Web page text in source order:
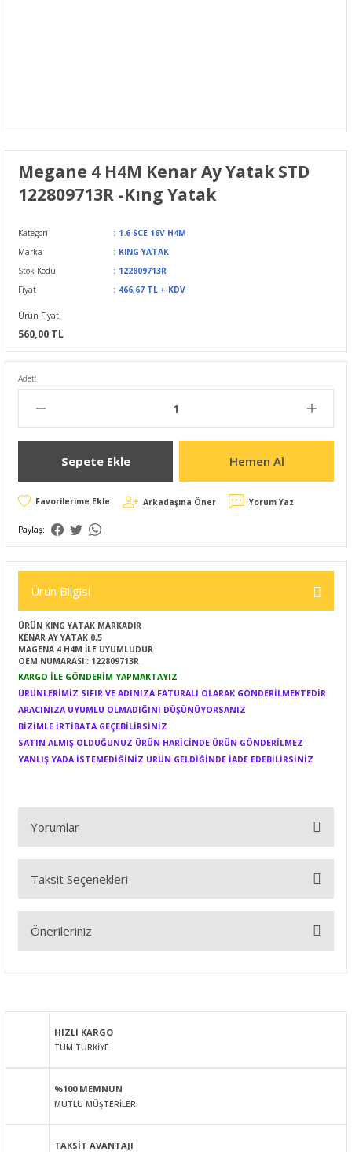
Megane 4 H4M Kenar Ay Yatak STD
122809713R -Kıng Yatak
Kategori
1.6 SCE 16V H4M
Marka
KING YATAK
Stok Kodu
122809713R
Fiyat
466,67 TL + KDV
Ürün Fiyatı
560,00 TL
Adet:
Sepete Ekle Hemen Al
Arkadaşına Öner Yorum Yaz
Paylaş:
Ürün Bilgisi
ÜRÜN KING YATAK MARKADIR
KENAR AY YATAK 0,5
MAGENA 4 H4M İLE UYUMLUDUR
OEM NUMARASI : 122809713R
KARGO İLE GÖNDERİM YAPMAKTAYIZ
ÜRÜNLERİMİZ SIFIR VE ADINIZA FATURALI OLARAK GÖNDERİLMEKTEDİR
ARACINIZA UYUMLU OLMADIĞINI DÜŞÜNÜYORSANIZ
BİZİMLE İRTİBATA GEÇEBİLİRSİNİZ
SATIN ALMIŞ OLDUĞUNUZ ÜRÜN HARİCİNDE ÜRÜN GÖNDERİLMEZ
YANLIŞ YADA İSTEMEDİĞİNİZ ÜRÜN GELDİĞİNDE İADE EDEBİLİRSİNİZ
Yorumlar
Bu ürüne ilk yorumu siz yapın!
Taksit Seçenekleri
Önerileriniz
Görüş ve önerileriniz için teşekkür ederiz.
Ürün resmi kalitesiz, bozuk veya görüntülenemiyor.
Ürün bilgilerinde hatalar bulunuyor.
Bu ürüne benzer farklı alternatifler olmalı.
HIZLI KARGO
TÜM TÜRKİYE
%100 MEMNUN
MUTLU MÜŞTERİLER
TAKSİT AVANTAJI